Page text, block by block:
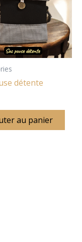
détente
au panier